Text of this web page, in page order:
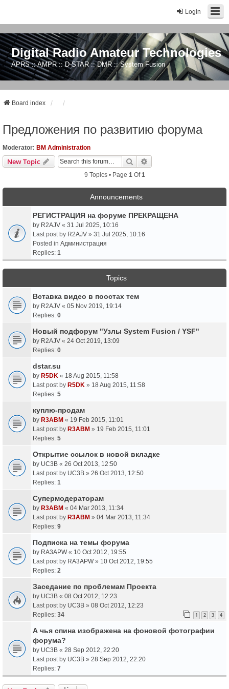
Login
Digital Radio Amateur Technologies
APRS :: AMPR :: D-STAR :: DMR :: System Fusion
Board index
Предложения по развитию форума
Moderator: BM Administration
New Topic Search
9 Topics • Page 1 Of1
Announcements
РЕГИСТРАЦИЯ на форуме ПРЕКРАЩЕНА
by R2AJV « 31 Jul 2025, 10:16
Last post by R2AJV » 31 Jul 2025, 10:16
Posted in Администрация
Replies: 1
Topics
Вставка видео в поостах тем
by R2AJV « 05 Nov 2019, 19:14
Replies: 0
Новый подфорум "Узлы System Fusion / YSF"
by R2AJV « 24 Oct 2019, 13:09
Replies: 0
dstar.su
by R5DK « 18 Aug 2015, 11:58
Last post by R5DK » 18 Aug 2015, 11:58
Replies: 5
куплю-продам
by R3ABM « 19 Feb 2015, 11:01
Last post by R3ABM » 19 Feb 2015, 11:01
Replies: 5
Открытие ссылок в новой вкладке
by UC3B « 26 Oct 2013, 12:50
Last post by UC3B » 26 Oct 2013, 12:50
Replies: 1
Супермодераторам
by R3ABM « 04 Mar 2013, 11:34
Last post by R3ABM » 04 Mar 2013, 11:34
Replies: 9
Подписка на темы форума
by RA3APW« 10 Oct 2012, 19:55
Last post by RA3APW» 10 Oct 2012, 19:55
Replies: 2
Заседание по проблемам Проекта
by UC3B « 08 Oct 2012, 12:23
Last post by UC3B » 08 Oct 2012, 12:23
Replies: 34 1 2 3 4
А чья спина изображена на фоновой фотографии
форума?
by UC3B « 28 Sep 2012, 22:20
Last post by UC3B » 28 Sep 2012, 22:20
Replies: 7